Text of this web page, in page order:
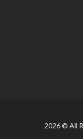
2026 © All